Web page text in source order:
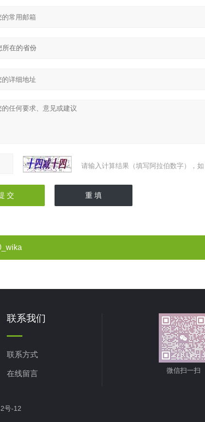
请输入计算结果（填写阿拉伯数字），
联系我们
联系方式
在线留言 微信扫一扫
号-12